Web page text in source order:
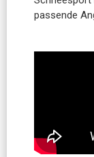
passende